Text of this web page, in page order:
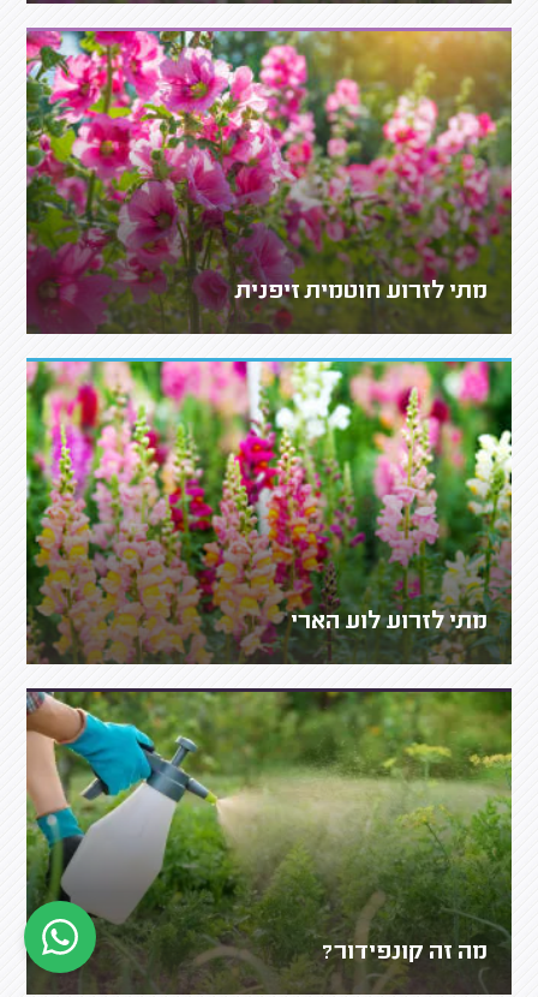
מתי לזרוע חוטמית זיפנית
מתי לזרוע לוע הארי
מה זה קונפידור?